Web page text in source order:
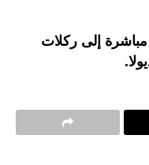
إلى ركلات